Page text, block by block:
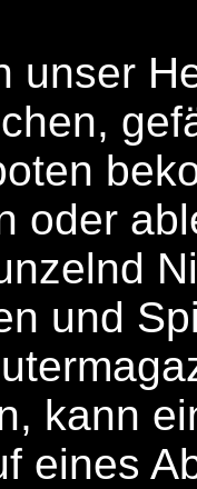
unser
oder
und
kann
eines